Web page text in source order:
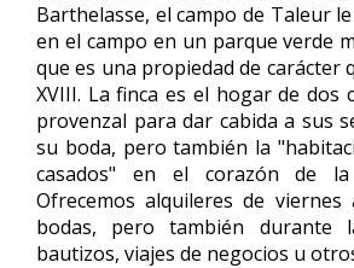
Barthelasse, el campo de Taleur
en el campo en un parque verde
que es una propiedad de carácter
XVIII. La finca es el hogar de dos
provenzal para dar cabida a sus
su boda, pero también la
casados" en el corazón de la
Ofrecemos alquileres de
bodas, pero también durante
bautizos, viajes de negocios u